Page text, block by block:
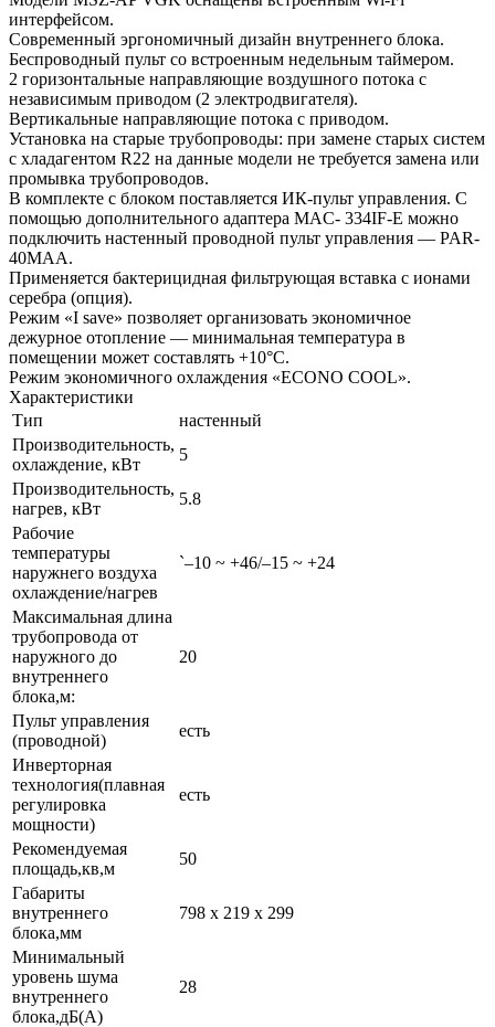
интерфейсом.
Современный эргономичный дизайн внутреннего блока.
Беспроводный пульт со встроенным недельным таймером.
2 горизонтальные направляющие воздушного потока с
независимым приводом (2 электродвигателя).
Вертикальные направляющие потока с приводом.
Установка на старые трубопроводы: при замене старых систем
с хладагентом R22 на данные модели не требуется замена или
промывка трубопроводов.
В комплекте с блоком поставляется ИК-пульт управления. С
помощью дополнительного адаптера MAC- 334IF-E можно
подключить настенный проводной пульт управления — PAR-
40MAA.
Применяется бактерицидная фильтрующая вставка с ионами
серебра (опция).
Режим «I save» позволяет организовать экономичное
дежурное отопление — минимальная температура в
помещении может составлять +10°С.
Режим экономичного охлаждения «ECONO COOL».
Характеристики
Тип
настенный
Производительность,
охлаждение, кВт
5
Производительность,
нагрев, кВт
5.8
Рабочие
температуры
наружнего воздуха
охлаждение/нагрев
`–10 ~ +46/–15 ~ +24
Максимальная длина
трубопровода от
наружного до
внутреннего
блока,м:
20
Пульт управления
(проводной)
есть
Инверторная
технология(плавная
регулировка
мощности)
есть
Рекомендуемая
площадь,кв,м
50
Габариты
внутреннего
блока,мм
798 x 219 x 299
Минимальный
уровень шума
внутреннего
блока,дБ(А)
28